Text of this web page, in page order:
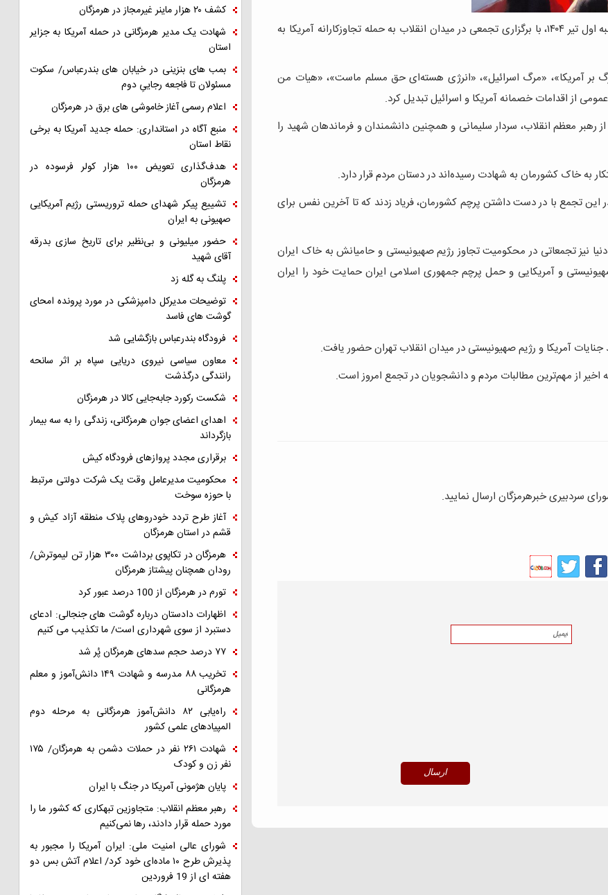
به گزارش فارس، جمعی از مردم و دانشجویان تهران عصر امروز یکشنبه اول تیر ۱۴۰۴، با برگزاری تجمعی در میدان انقلاب به حمله تجاوزکارانه آمریکا به
بر آمریکا»، «مرگ اسرائیل»، «انرژی هسته‌ای حق مسلم ماست»، «هیات من
از اقدامات خصمانه آمریکا و اسرائیل تبدیل کرد.
رهبر معظم انقلاب، سردار سلیمانی و همچنین دانشمندان و فرماندهان شهید را
به خاک کشورمان به شهادت رسیده‌اند در دستان مردم قرار دارد.
این تجمع با در دست داشتن پرچم کشورمان، فریاد زدند که تا آخرین نفس برای
نیز تجمعاتی در محکومیت تجاوز رژیم صهیونیستی و حامیانش به خاک ایران
و آمریکایی و حمل پرچم جمهوری اسلامی ایران حمایت خود را ایران
آمریکا و رژیم صهیونیستی در میدان انقلاب تهران حضور یافت.
اخیر از مهم‌ترین مطالبات مردم و دانشجویان در تجمع امروز است.
سردبیری خبرهرمزگان ارسال نمایید.
کشف ۲۰ هزار ماینر غیرمجاز در هرمزگان
شهادت یک مدیر هرمزگانی در حمله آمریکا به جزایر
استان
بمب های بنزینی در خیابان های بندرعباس/ سکوت
مسئولان تا فاجعه رجاییِ دوم
اعلام رسمی آغاز خاموشی های برق در هرمزگان
منبع آگاه در استانداری: حمله جدید آمریکا به برخی
نقاط استان
هدف‌گذاری تعویض ۱۰۰ هزار کولر فرسوده در
هرمزگان
تشییع پیکر شهدای حمله تروریستی رژیم آمریکایی
صهیونی به ایران
حضور میلیونی و بی‌نظیر برای تاریخ سازی بدرقه
آقای شهید
پلنگ به گله زد
توضیحات مدیرکل دامپزشکی در مورد پرونده امحای
گوشت های فاسد
فرودگاه بندرعباس بازگشایی شد
معاون سیاسی نیروی دریایی سپاه بر اثر سانحه
رانندگی درگذشت
شکست رکورد جابه‌جایی کالا در هرمزگان
اهدای اعضای جوان هرمزگانی، زندگی را به سه بیمار
بازگرداند
برقراری مجدد پروازهای فرودگاه کیش
محکومیت مدیرعامل وقت یک شرکت دولتی مرتبط
با حوزه سوخت
آغاز طرح تردد خودروهای پلاک منطقه آزاد کیش و
قشم در استان هرمزگان
هرمزگان در تکاپوی برداشت ۳۰۰ هزار تن لیموترش/
رودان همچنان پیشتاز هرمزگان
تورم در هرمزگان از 100 درصد عبور کرد
اظهارات دادستان درباره گوشت های جنجالی: ادعای
دستبرد از سوی شهرداری است/ ما تکذیب می کنیم
۷۷ درصد حجم سدهای هرمزگان پُر شد
تخریب ۸۸ مدرسه و شهادت ۱۴۹ دانش‌آموز و معلم
هرمزگانی
راه‌یابی ۸۲ دانش‌آموز هرمزگانی به مرحله دوم
المپیادهای علمی کشور
شهادت ۲۶۱ نفر در حملات دشمن به هرمزگان/ ۱۷۵
نفر زن و کودک
پایان هژمونی آمریکا در جنگ با ایران
رهبر معظم انقلاب: متجاوزین تبهکاری که کشور ما را
مورد حمله قرار دادند، رها نمی‌کنیم
شورای عالی امنیت ملی: ایران آمریکا را مجبور به
پذیرش طرح ۱۰ ماده‌ای خود کرد/ اعلام آتش بس دو
هفته ای از 19 فروردین